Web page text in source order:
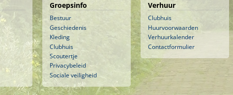
Groepsinfo
Bestuur
Geschiedenis
Kleding
Clubhuis
Scoutertje
Privacybeleid
Sociale veiligheid
Verhuur
Clubhuis
Huurvoorwaarden
Verhuurkalender
Contactformulier